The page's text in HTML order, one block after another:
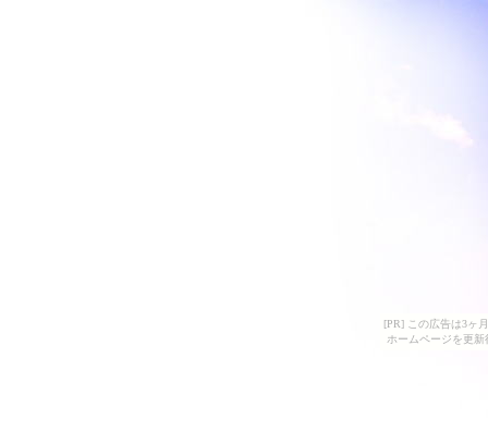
[PR] この広告は3ヶ
ホームページを更